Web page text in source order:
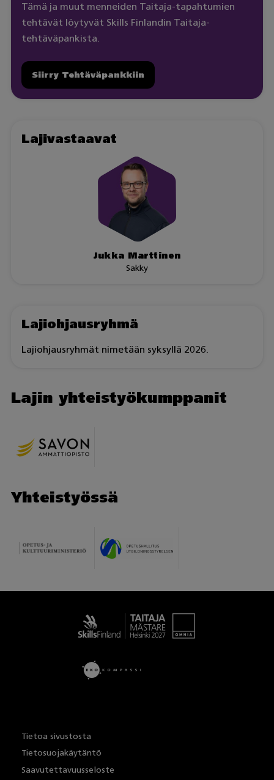
Tämä ja muut menneiden Taitaja-tapahtumien
tehtävät löytyvät Skills Finlandin Taitaja-
tehtäväpankista.
Siirry Tehtäväpankkiin
Lajivastaavat
Jukka Marttinen
Sakky
Lajiohjausryhmä
Lajiohjausryhmät nimetään syksyllä 2026.
Lajin yhteistyökumppanit
Yhteistyössä
Tietoa sivustosta
Tietosuojakäytäntö
Saavutettavuusseloste